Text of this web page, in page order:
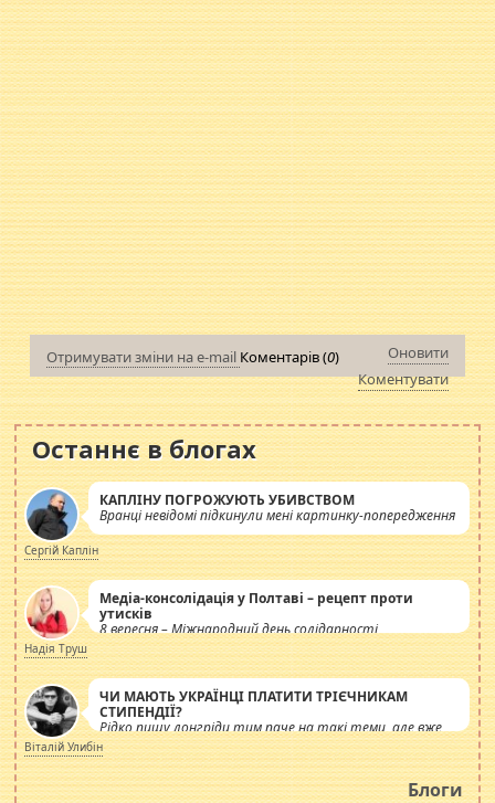
Отримувати зміни на e-mail Коментарів (0)
Оновити
Коментувати
Останнє в блогах
КАПЛІНУ ПОГРОЖУЮТЬ УБИВСТВОМ
Вранці невідомі підкинули мені картинку-попередження
Сергій Каплін
Медіа-консолідація у Полтаві – рецепт проти
утисків
8 вересня – Міжнародний день солідарності
журналістів.
Надія Труш
ЧИ МАЮТЬ УКРАЇНЦІ ПЛАТИТИ ТРІЄЧНИКАМ
СТИПЕНДІЇ?
Рідко пишу лонгріди тим паче на такі теми, але вже
просто дістало! Обурюють сьогоднішні інсенуації
навколо стипендіального питання. Штучно
роздувається ще одна соціальна катастрофа.
Віталій Улибін
Блоги